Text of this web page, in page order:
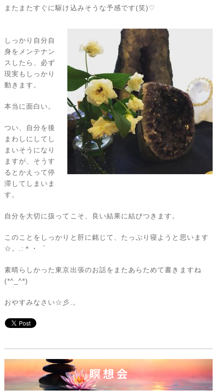
またまたすぐに駆け込みそうな予感です(笑)♡
しっかり自分自
身をメンテナン
スしたら、必ず
現実もしっかり
動きます。
本当に面白い。
つい、自分を後
まわしにしてし
まいそうになり
ますが、そうす
るとかえって停
滞してしまいま
す。
自分を大切に扱ってこそ、良い結果に結びつきます。
このことをしっかりと肝に銘じて、たっぷり寝ようと思います
☆。.:＊・゜
素晴らしかった東京出張のお話をまたあらためて書きますね
(*^_^*)
おやすみなさい☆彡.。